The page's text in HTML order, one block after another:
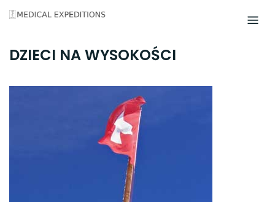
Skip
content
DZIECI NA WYSOKOŚCI